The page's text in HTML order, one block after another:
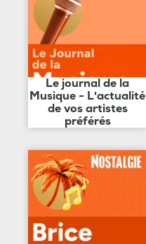
Le journal de la
Musique - L'actualité
de vos artistes
préférés